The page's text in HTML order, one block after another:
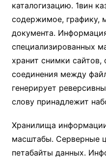
каталогизацию. 1вин
содержимое, графику,
документа.
специализированных
хранит снимки сайтов,
соединения между
генерирует
слову принадлежит
Хранилища
масштабы. Серверные
петабайты данных.